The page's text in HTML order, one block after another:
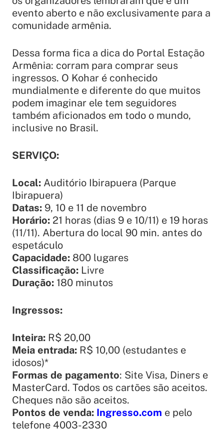
evento aberto e não exclusivamente para a
comunidade armênia.
Dessa forma fica a dica do Portal Estação
Armênia: corram para comprar seus
ingressos. O Kohar é conhecido
mundialmente e diferente do que muitos
podem imaginar ele tem seguidores
também aficionados em todo o mundo,
inclusive no Brasil.
SERVIÇO:
Local: Auditório Ibirapuera (Parque
Ibirapuera)
Datas: 9, 10 e 11 de novembro
Horário: 21 horas (dias 9 e 10/11) e 19 horas
(11/11). Abertura do local 90 min. antes do
espetáculo
Capacidade: 800 lugares
Classificação: Livre
Duração: 180 minutos
Ingressos:
Inteira: R$ 20,00
Meia entrada: R$ 10,00 (estudantes e
idosos)*
Formas de pagamento: Site Visa, Diners e
MasterCard. Todos os cartões são aceitos.
Cheques não são aceitos.
Pontos de venda: Ingresso.com e pelo
telefone 4003-2330